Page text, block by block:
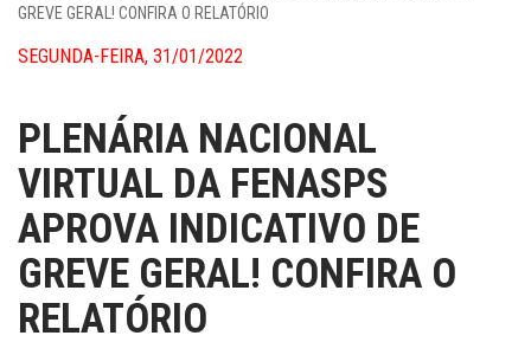
GREVE GERAL! CONFIRA O RELATÓRIO
SEGUNDA-FEIRA, 31/01/2022
PLENÁRIA NACIONAL
VIRTUAL DA FENASPS
APROVA INDICATIVO DE
GREVE GERAL! CONFIRA O
RELATÓRIO